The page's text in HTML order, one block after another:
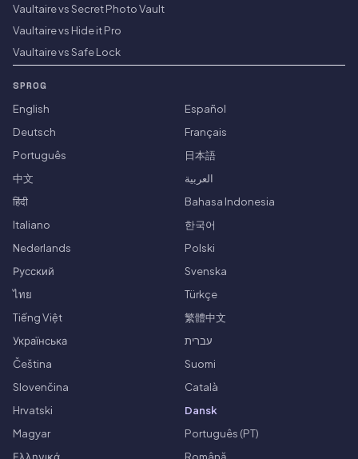
Vaultaire vs Secret Photo Vault
Vaultaire vs Hide it Pro
Vaultaire vs Safe Lock
SPROG
English
Español
Deutsch
Français
Português
日本語
中文
العربية
हिंदी
Bahasa Indonesia
Italiano
한국어
Nederlands
Polski
Русский
Svenska
ไทย
Türkçe
Tiếng Việt
繁體中文
Українська
עברית
Čeština
Suomi
Slovenčina
Català
Hrvatski
Dansk
Magyar
Português (PT)
Ελληνικά
Română